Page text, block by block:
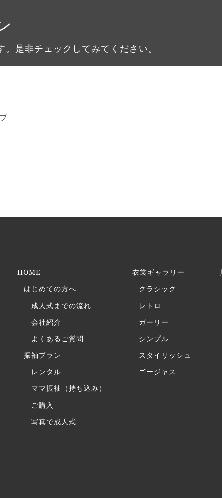
是非チェックしてみてください。
HOME
はじめての方へ
成人式までの流れ
会社紹介
よくあるご質問
振袖プラン
レンタル
ママ振袖（持ち込み）
ご購入
写真で成人式
衣裳ギャラリー
クラシック
レトロ
ガーリー
シンプル
スタイリッシュ
ゴージャス